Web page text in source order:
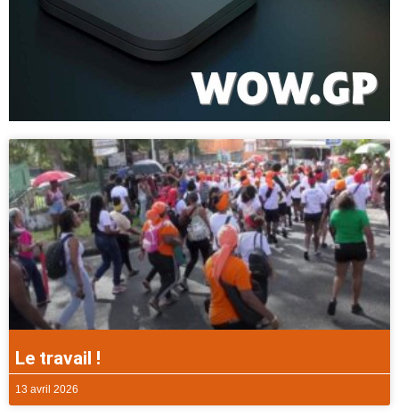
Le travail !
13 avril 2026